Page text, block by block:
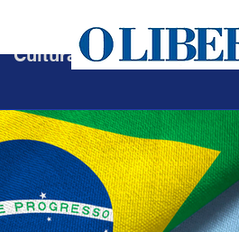
Cultura Política